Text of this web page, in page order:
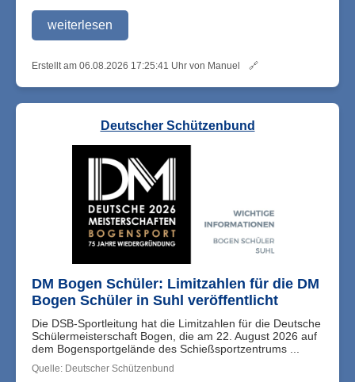
weiterlesen
Erstellt am 06.08.2026 17:25:41 Uhr von Manuel 🔗
Deutscher Schützenbund
DM Bogen Schüler: Limitzahlen für die DM
Bogen Schüler in Suhl veröffentlicht
Die DSB-Sportleitung hat die Limitzahlen für die Deutsche
Schülermeisterschaft Bogen, die am 22. August 2026 auf
dem Bogensportgelände des Schießsportzentrums ...
Quelle: Deutscher Schützenbund